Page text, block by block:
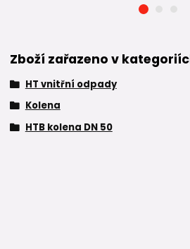
Zboží zařazeno v
HT vnitřní odpady
Kolena
HTB kolena DN 50